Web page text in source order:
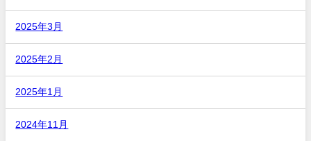
2025年3月
2025年2月
2025年1月
2024年11月